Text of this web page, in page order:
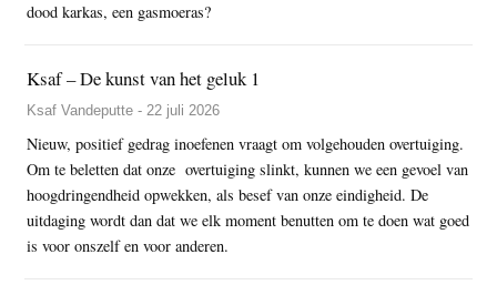
dood karkas, een gasmoeras?
Ksaf – De kunst van het geluk 1
Ksaf Vandeputte - 22 juli 2026
Nieuw, positief gedrag inoefenen vraagt om volgehouden overtuiging.
Om te beletten dat onze overtuiging slinkt, kunnen we een gevoel van
hoogdringendheid opwekken, als besef van onze eindigheid. De
uitdaging wordt dan dat we elk moment benutten om te doen wat goed
is voor onszelf en voor anderen.